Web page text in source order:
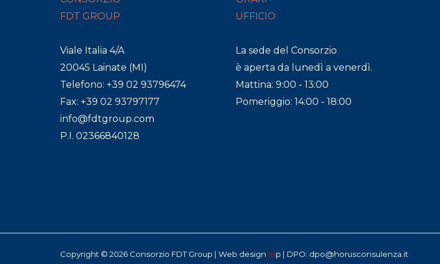
FDT GROUP
Viale Italia 4/A
20045 Lainate (MI)
Telefono: +39 02 93796474
Fax: +39 02 93797177
info@fdtgroup.com
P.I. 02366840128
UFFICIO
La sede del Consorzio
è aperta da lunedì a venerdì.
Mattina: 9:00 - 13:00
Pomeriggio: 14:00 - 18:00
Copyright © 2026 Consorzio FDT Group | Web design mp | DPO: dpo@horusconsulenza.it